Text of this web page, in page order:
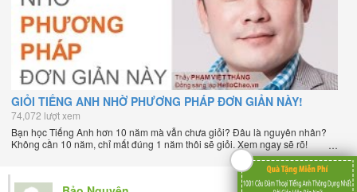
GIỎI TIẾNG ANH NHỜ PHƯƠNG PHÁP ĐƠN GIẢN NÀY!
74,072 lượt xem
Bạn học Tiếng Anh hơn 10 năm mà vẫn chưa giỏi? Đâu là nguyên nhân?
Không cần 10 năm, chỉ mất đúng 1 năm thôi sẽ giỏi. Xem ngay sẽ rõ!